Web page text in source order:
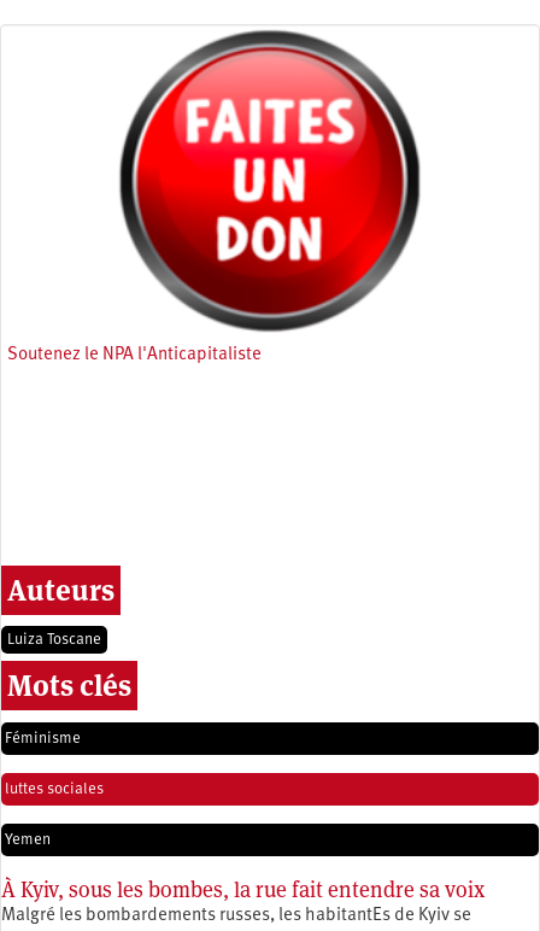
Soutenez le NPA l'Anticapitaliste
Auteurs
Luiza Toscane
Mots clés
Féminisme
luttes sociales
Yemen
À Kyiv, sous les bombes, la rue fait entendre sa voix
Malgré les bombardements russes, les habitantEs de Kyiv se